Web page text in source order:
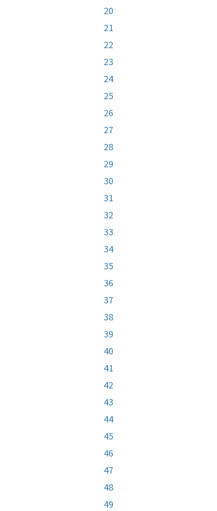
20
21
22
23
24
25
26
27
28
29
30
31
32
33
34
35
36
37
38
39
40
41
42
43
44
45
46
47
48
49